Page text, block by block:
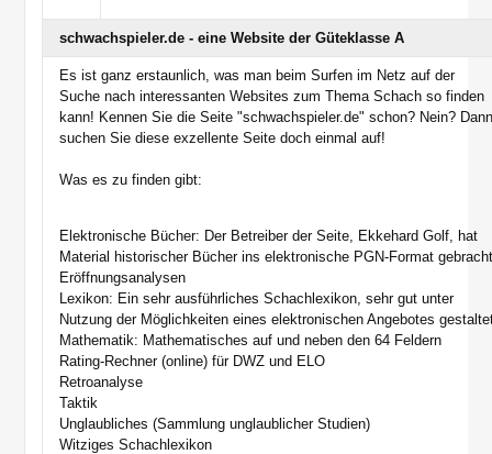
schwachspieler.de - eine Website der Güteklasse A
Es ist ganz erstaunlich, was man beim Surfen im Netz auf der
Suche nach interessanten Websites zum Thema Schach so finden
kann! Kennen Sie die Seite "schwachspieler.de" schon? Nein?
suchen Sie diese exzellente Seite doch einmal auf!
Was es zu finden gibt:
Elektronische Bücher: Der Betreiber der Seite, Ekkehard Golf, hat
Material historischer Bücher ins elektronische PGN-Format
Eröffnungsanalysen
Lexikon: Ein sehr ausführliches Schachlexikon, sehr gut unter
Nutzung der Möglichkeiten eines elektronischen Angebotes
Mathematik: Mathematisches auf und neben den 64 Feldern
Rating-Rechner (online) für DWZ und ELO
Retroanalyse
Taktik
Unglaubliches (Sammlung unglaublicher Studien)
Witziges Schachlexikon